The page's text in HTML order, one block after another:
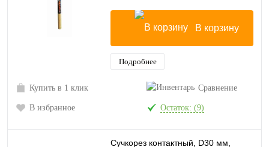
В корзину
Подробнее
Купить в 1 клик Сравнение
В избранное Остаток: (9)
Сучкорез контактный, D30 мм,